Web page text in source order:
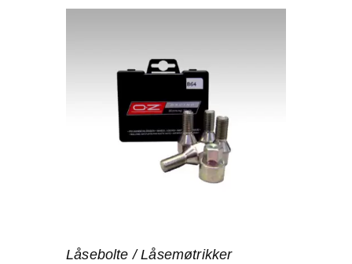
Låsebolte / Låsemøtrikker